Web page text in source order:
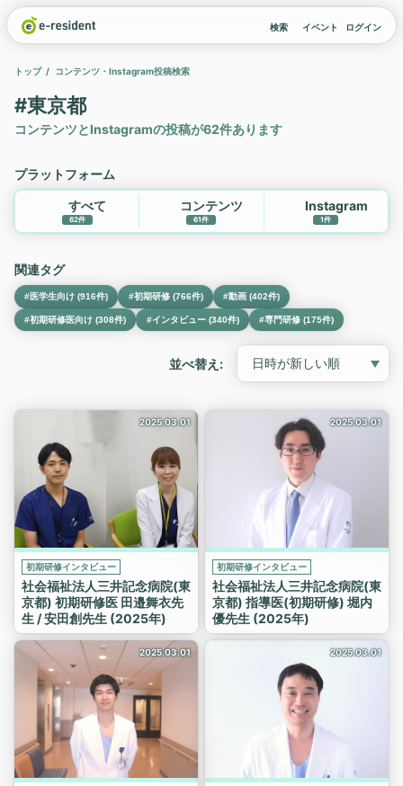
検索 イベント ログイン
トップ コンテンツ・Instagram投稿検索
#東京都
コンテンツとInstagramの投稿が62件あります
プラットフォーム
すべて
62件
コンテンツ
61件
Instagram
1件
関連タグ
#医学生向け (916件) #初期研修 (766件) #動画 (402件)
#初期研修医向け (308件) #インタビュー (340件) #専門研修 (175件)
並べ替え:
2025.03.01
初期研修インタビュー
社会福祉法人三井記念病院(東
京都) 初期研修医 田邉舞衣先
生 / 安田創先生 (2025年)
2025.03.01
初期研修インタビュー
社会福祉法人三井記念病院(東
京都) 指導医(初期研修) 堀内
優先生 (2025年)
2025.03.01 2025.03.01